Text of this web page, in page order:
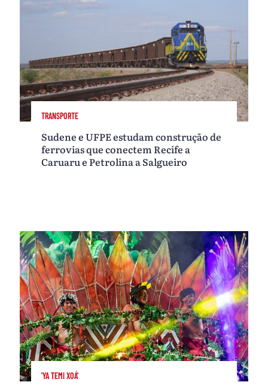
TRANSPORTE
Sudene e UFPE estudam construção de
ferrovias que conectem Recife a
Caruaru e Petrolina a Salgueiro
'YA TEMI XOÁ'